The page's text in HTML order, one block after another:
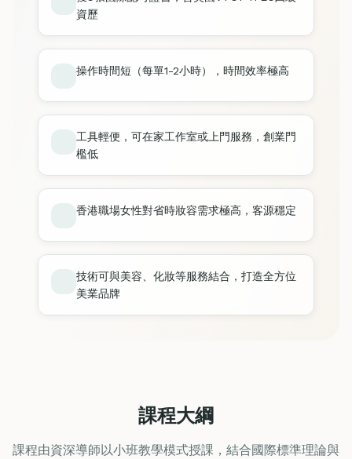
資歷
操作時間短（每單1-2小時），時間效率極高
工具輕便，可在家工作室或上門服務，創業門
檻低
香港職場女性對省時妝容需求極高，客源穩定
技術可與美容、化妝等服務結合，打造全方位
美業品牌
課程大綱
課程由資深導師以小班教學模式授課，結合國際標準理論與